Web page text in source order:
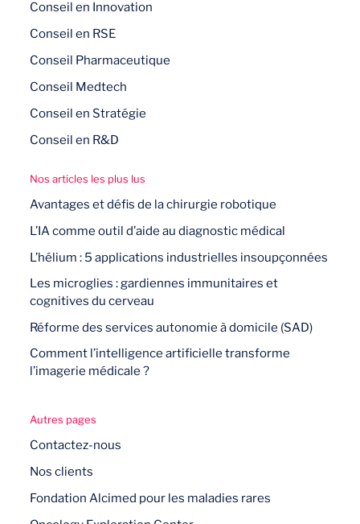
Conseil en Innovation
Conseil en RSE
Conseil Pharmaceutique
Conseil Medtech
Conseil en Stratégie
Conseil en R&D
Nos articles les plus lus
Avantages et défis de la chirurgie robotique
L’IA comme outil d’aide au diagnostic médical
L’hélium : 5 applications industrielles insoupçonnées
Les microglies : gardiennes immunitaires et
cognitives du cerveau
Réforme des services autonomie à domicile (SAD)
Comment l’intelligence artificielle transforme
l’imagerie médicale ?
Autres pages
Contactez-nous
Nos clients
Fondation Alcimed pour les maladies rares